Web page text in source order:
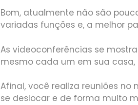
Bom, atualmente não são
variadas funções e, a melhor
As videoconferências se
mesmo cada um em sua
Afinal, você realiza reuniões
se deslocar e de forma muito